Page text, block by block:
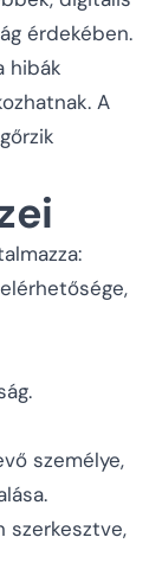
érdekében.
hibák
A
személye,
szerkesztve,